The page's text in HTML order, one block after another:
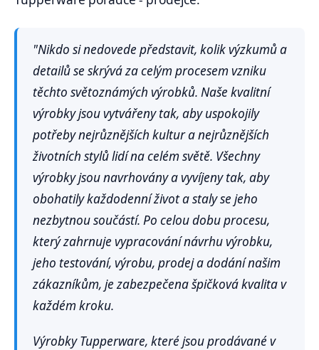
"Nikdo si nedovede představit, kolik výzkumů a
detailů se skrývá za celým procesem vzniku
těchto světoznámých výrobků. Naše kvalitní
výrobky jsou vytvářeny tak, aby uspokojily
potřeby nejrůznějších kultur a nejrůznějších
životních stylů lidí na celém světě. Všechny
výrobky jsou navrhovány a vyvíjeny tak, aby
obohatily každodenní život a staly se jeho
nezbytnou součástí. Po celou dobu procesu,
který zahrnuje vypracování návrhu výrobku,
jeho testování, výrobu, prodej a dodání našim
zákazníkům, je zabezpečena špičková kvalita v
každém kroku.
Výrobky Tupperware, které jsou prodávané v